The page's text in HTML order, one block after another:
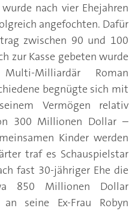
nach vier Ehejahren
angefochten. Dafür
zwischen 90 und 100
zur Kasse gebeten wurde
Milliardär Roman
begnügte sich mit
Vermögen relativ
300 Millionen Dollar –
Kinder werden
traf es Schauspielstar
fast 30-jähriger Ehe die
850 Millionen Dollar
seine Ex-Frau Robyn